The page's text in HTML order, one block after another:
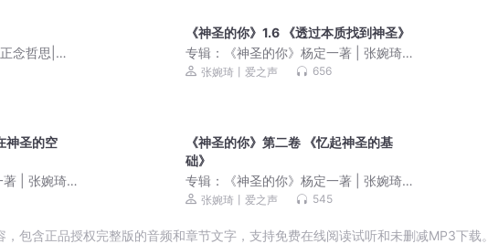
念哲思|睡
《神圣的你》1.6 《透过本质找到神圣》
专辑：
《神圣的你》杨定一著 | 张婉琦
（重读）
张婉琦丨爱之声 656
神圣的空
著 | 张婉琦
《神圣的你》第二卷 《忆起神圣的基
础》
专辑：
《神圣的你》杨定一著 | 张婉琦
（重读）
张婉琦丨爱之声 545
包含正品授权完整版的音频和章节文字，支持免费在线阅读试听和未删减MP3下载。